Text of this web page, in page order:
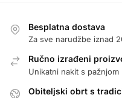
Besplatna dostava
Za sve narudžbe iznad
Ručno izrađeni
Unikatni nakit s
Obiteljski obrt s